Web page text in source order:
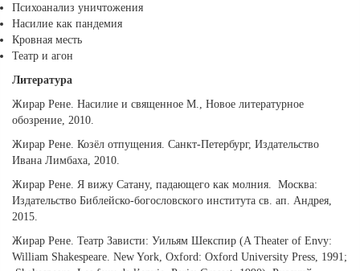
Психоанализ уничтожения
Насилие как пандемия
Кровная месть
Театр и агон
Литература
Жирар Рене. Насилие и священное М., Новое литературное
обозрение, 2010.
Жирар Рене. Козёл отпущения. Санкт-Петербург, Издательство
Ивана Лимбаха, 2010.
Жирар Рене. Я вижу Сатану, падающего как молния. Москва:
Издательство Библейско-богословского института св. ап. Андрея,
2015.
Жирар Рене. Театр Зависти: Уильям Шекспир (A Theater of Envy:
William Shakespeare. New York, Oxford: Oxford University Press, 1991;